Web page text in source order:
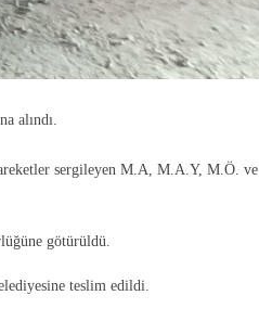
alındı.
sergileyen M.A, M.A.Y, M.Ö. ve
götürüldü.
teslim edildi.